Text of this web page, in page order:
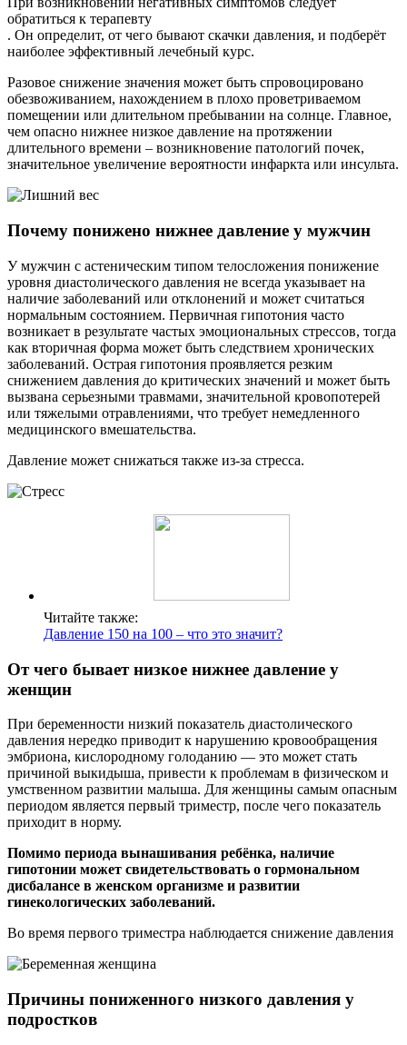
обратиться к терапевту
. Он определит, от чего бывают скачки давления, и подберёт
наиболее эффективный лечебный курс.
Разовое снижение значения может быть спровоцировано
обезвоживанием, нахождением в плохо проветриваемом
помещении или длительном пребывании на солнце. Главное,
чем опасно нижнее низкое давление на протяжении
длительного времени – возникновение патологий почек,
значительное увеличение вероятности инфаркта или инсульта.
Почему понижено нижнее давление у мужчин
У мужчин с астеническим типом телосложения понижение
уровня диастолического давления не всегда указывает на
наличие заболеваний или отклонений и может считаться
нормальным состоянием. Первичная гипотония часто
возникает в результате частых эмоциональных стрессов, тогда
как вторичная форма может быть следствием хронических
заболеваний. Острая гипотония проявляется резким
снижением давления до критических значений и может быть
вызвана серьезными травмами, значительной кровопотерей
или тяжелыми отравлениями, что требует немедленного
медицинского вмешательства.
Давление может снижаться также из-за стресса.
Читайте также:
Давление 150 на 100 – что это значит?
От чего бывает низкое нижнее давление у
женщин
При беременности низкий показатель диастолического
давления нередко приводит к нарушению кровообращения
эмбриона, кислородному голоданию — это может стать
причиной выкидыша, привести к проблемам в физическом и
умственном развитии малыша. Для женщины самым опасным
периодом является первый триместр, после чего показатель
приходит в норму.
Помимо периода вынашивания ребёнка, наличие
гипотонии может свидетельствовать о гормональном
дисбалансе в женском организме и развитии
гинекологических заболеваний.
Во время первого триместра наблюдается снижение давления
Причины пониженного низкого давления у
подростков